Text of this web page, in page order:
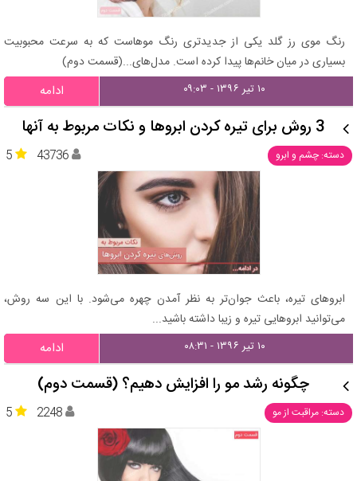
رنگ موی رز گلد یکی از جدیدتری رنگ موهاست که به سرعت محبوبیت
بسیاری در میان خانم‌ها پیدا کرده است. مدل‌های...(قسمت دوم)
۱۰ تیر ۱۳۹۶ - ۰۹:۰۳ ادامه
3 روش برای تیره کردن ابروها و نکات مربوط به آنها
دسته: چشم و ابرو 5 43736
ابروهای تیره، باعث جوان‌تر به نظر آمدن چهره می‌شود. با این سه روش،
می‌توانید ابروهایی تیره و زیبا داشته باشید...
۱۰ تیر ۱۳۹۶ - ۰۸:۳۱ ادامه
چگونه رشد مو را افزایش دهیم؟ (قسمت دوم)
دسته: مراقبت از مو 5 2248